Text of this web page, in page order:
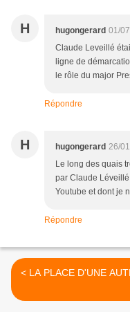
H hugongerard 01/
Claude Leveillé
ligne de
le rôle du major
Répondre
H hugongerard 26/
Le long des quais
par Claude
Youtube et dont je
Répondre
< LA PLACE D'UNE